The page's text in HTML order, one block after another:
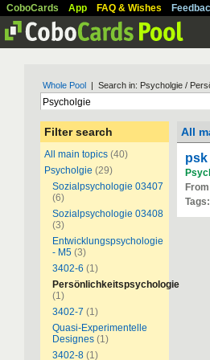
CoboCards App FAQ & Wishes
Whole Pool | Search in: Psycholgie /
Filter search
All main topics (40)
Psycholgie (29)
Sozialpsychologie 03407
(6)
Sozialpsychologie 03408
(3)
Entwicklungspsychologie
- M5 (3)
3402-6 (1)
Persönlichkeitspsychologie
(1)
3402-7 (1)
Quasi-Experimentelle
Designes (1)
3402-8 (1)
All
psk
Tags: